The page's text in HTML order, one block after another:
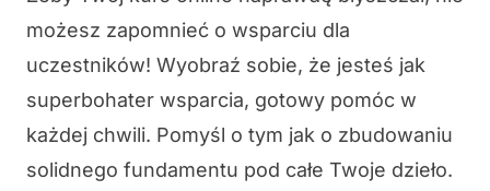
możesz zapomnieć o wsparciu dla
uczestników! Wyobraź sobie, że jesteś jak
superbohater wsparcia, gotowy pomóc w
każdej chwili. Pomyśl o tym jak o zbudowaniu
solidnego fundamentu pod całe Twoje dzieło.